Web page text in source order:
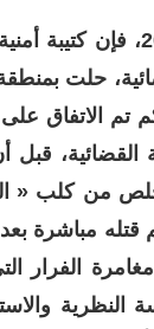
وحسب يومية « الأخبار »، في عددها الصادر يوم غد الجمعة 6
حلت
تم الاتفاق على
قبل
من كلب «
قتله مباشرة
الفرار